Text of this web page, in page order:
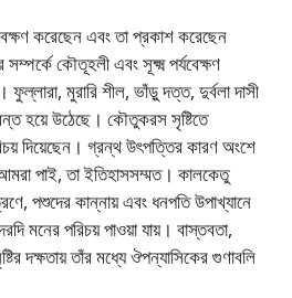
করেছেন এবং তা প্রকাশ করেছেন
কৌতূহলী এবং সূক্ষ্ম পর্যবেক্ষণ
ফুল্লারা, মুরারি শীল, ভাঁড়ু দত্ত, দুর্বলা দাসী
হয়ে উঠেছে। কৌতুকরস সৃষ্টিতে
দিয়েছেন। গ্রন্থ উৎপত্তির কারণ অংশে
পাই, তা ইতিহাসসম্মত। কালকেতু
পশুদের কান্নায় এবং ধনপতি উপাখ্যানে
মনের পরিচয় পাওয়া যায়। বাস্তবতা,
দক্ষতায় তাঁর মধ্যে ঔপন্যাসিকের গুণাবলি